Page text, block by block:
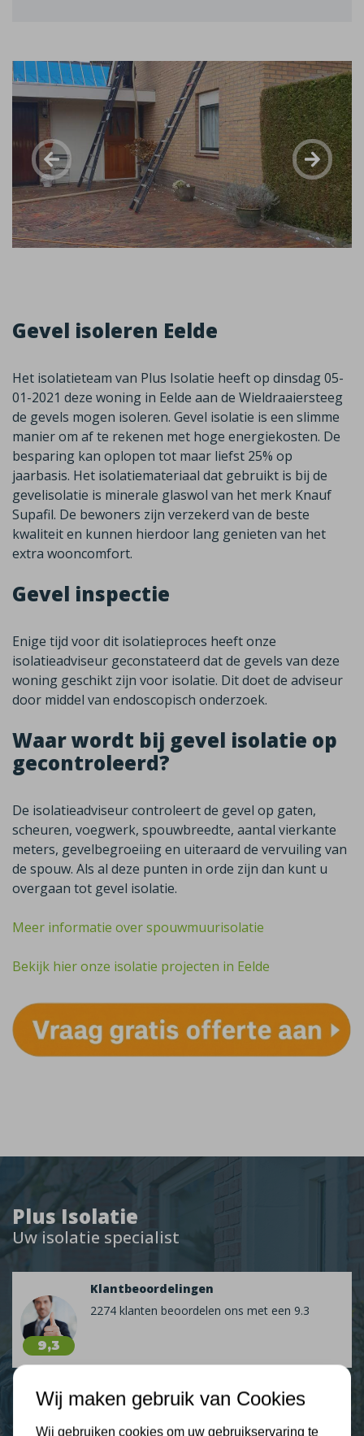
Plus Isolatie
Uw isolatie specialist
9,3
Klantbeoordelingen
2274 klanten beoordelen ons met een 9.3
Nieuws
Gevel isoleren Eelde
Het isolatieteam van Plus Isolatie heeft op dinsdag 05-
01-2021 deze woning in Eelde aan de Wieldraaiersteeg
de gevels mogen isoleren. Gevel isolatie is een slimme
manier om af te rekenen met hoge energiekosten. De
besparing kan oplopen tot maar liefst 25% op
jaarbasis. Het isolatiemateriaal dat gebruikt is bij de
gevelisolatie is minerale glaswol van het merk Knauf
Supafil. De bewoners zijn verzekerd van de beste
kwaliteit en kunnen hierdoor lang genieten van het
extra wooncomfort.
Gevel inspectie
Enige tijd voor dit isolatieproces heeft onze
isolatieadviseur geconstateerd dat de gevels van deze
woning geschikt zijn voor isolatie. Dit doet de adviseur
door middel van endoscopisch onderzoek.
Waar wordt bij gevel isolatie op
gecontroleerd?
De isolatieadviseur controleert de gevel op gaten,
scheuren, voegwerk, spouwbreedte, aantal vierkante
meters, gevelbegroeiing en uiteraard de vervuiling van
de spouw. Als al deze punten in orde zijn dan kunt u
overgaan tot gevel isolatie.
Meer informatie over spouwmuurisolatie
Bekijk hier onze isolatie projecten in Eelde
Wij maken gebruik van Cookies
Wij gebruiken cookies om uw gebruikservaring te